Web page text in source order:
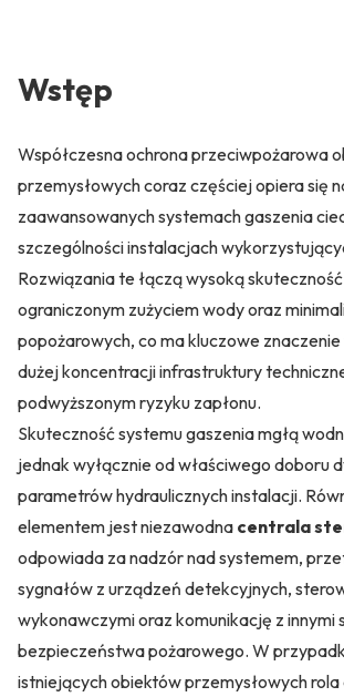
Wstęp
Współczesna ochrona przeciwpożarowa
przemysłowych coraz częściej opiera się
zaawansowanych systemach gaszenia
szczególności instalacjach
Rozwiązania te łączą wysoką
ograniczonym zużyciem wody oraz
popożarowych, co ma kluczowe
dużej koncentracji infrastruktury
podwyższonym ryzyku zapłonu.
Skuteczność systemu gaszenia mgłą
jednak wyłącznie od właściwego doboru
parametrów hydraulicznych instalacji.
elementem jest niezawodna centrala
odpowiada za nadzór nad systemem,
sygnałów z urządzeń detekcyjnych,
wykonawczymi oraz komunikację z innymi
bezpieczeństwa pożarowego. W
istniejących obiektów przemysłowych